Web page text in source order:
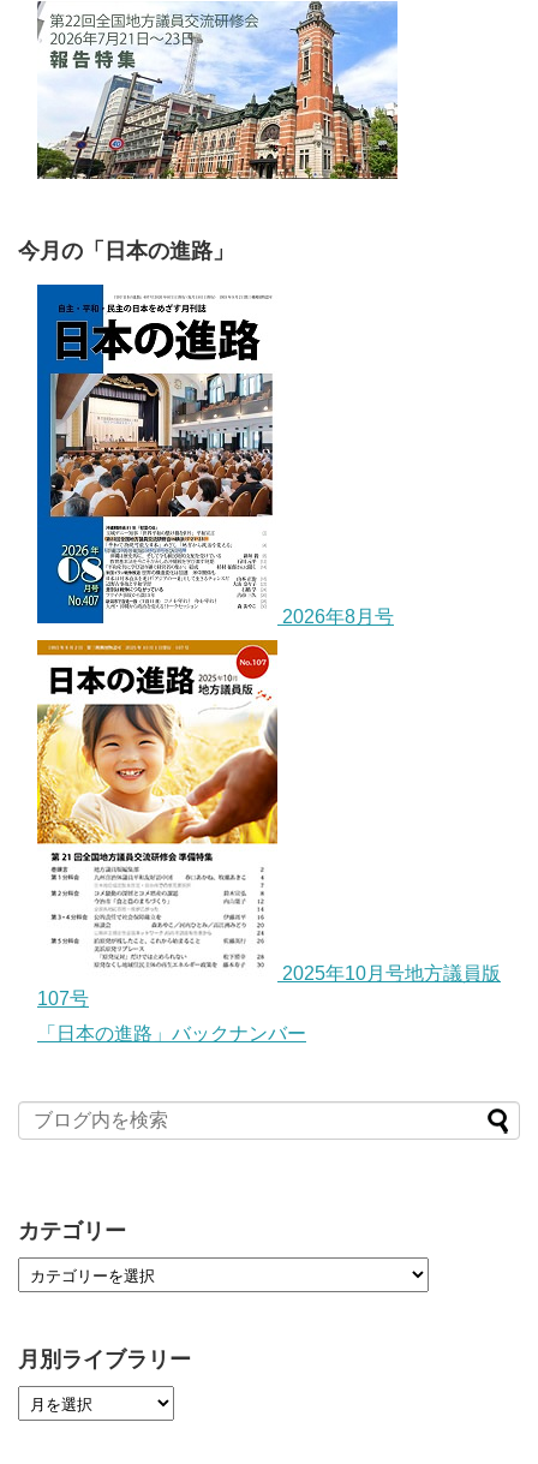
今月の「日本の進路」
2026年8月号
2025年10月号地方議員版
107号
「日本の進路」バックナンバー
カテゴリー
月別ライブラリー